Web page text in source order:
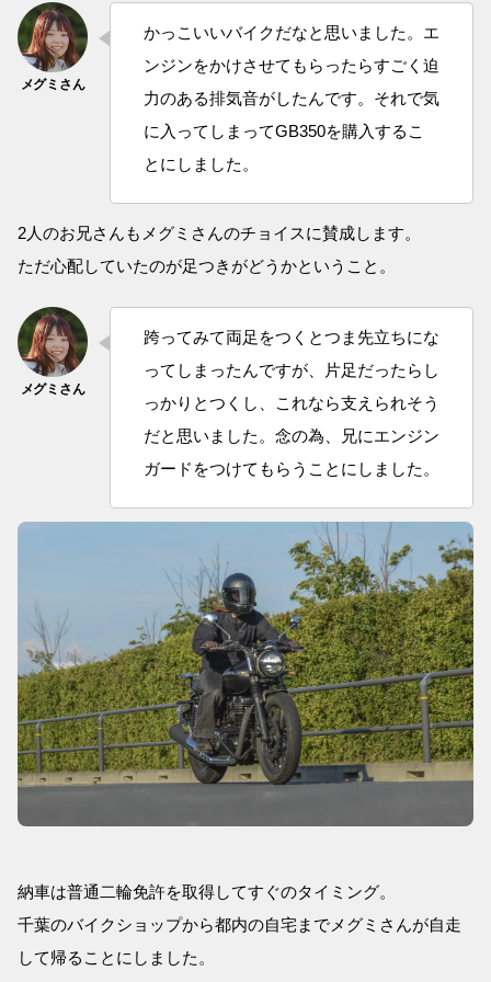
かっこいいバイクだなと思いました。エ
ンジンをかけさせてもらったらすごく迫
力のある排気音がしたんです。それで気
に入ってしまってGB350を購入するこ
とにしました。
2人のお兄さんもメグミさんのチョイスに賛成します。
ただ心配していたのが足つきがどうかということ。
跨ってみて両足をつくとつま先立ちにな
ってしまったんですが、片足だったらし
っかりとつくし、これなら支えられそう
だと思いました。念の為、兄にエンジン
ガードをつけてもらうことにしました。
納車は普通二輪免許を取得してすぐのタイミング。
千葉のバイクショップから都内の自宅までメグミさんが自走
して帰ることにしました。